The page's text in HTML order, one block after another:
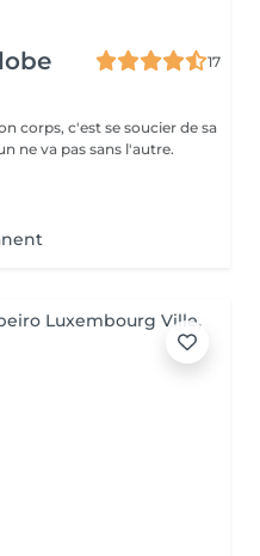
17
corps, c'est se soucier de sa
ne va pas sans l'autre.